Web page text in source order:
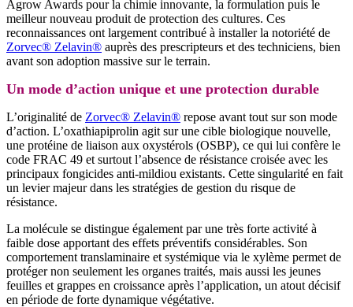
Agrow Awards pour la chimie innovante, la formulation puis le
meilleur nouveau produit de protection des cultures. Ces
reconnaissances ont largement contribué à installer la notoriété de
Zorvec® Zelavin® auprès des prescripteurs et des techniciens, bien
avant son adoption massive sur le terrain.
Un mode d’action unique et une protection durable
L’originalité de Zorvec® Zelavin® repose avant tout sur son mode
d’action. L’oxathiapiprolin agit sur une cible biologique nouvelle,
une protéine de liaison aux oxystérols (OSBP), ce qui lui confère le
code FRAC 49 et surtout l’absence de résistance croisée avec les
principaux fongicides anti-mildiou existants. Cette singularité en fait
un levier majeur dans les stratégies de gestion du risque de
résistance.
La molécule se distingue également par une très forte activité à
faible dose apportant des effets préventifs considérables. Son
comportement translaminaire et systémique via le xylème permet de
protéger non seulement les organes traités, mais aussi les jeunes
feuilles et grappes en croissance après l’application, un atout décisif
en période de forte dynamique végétative.